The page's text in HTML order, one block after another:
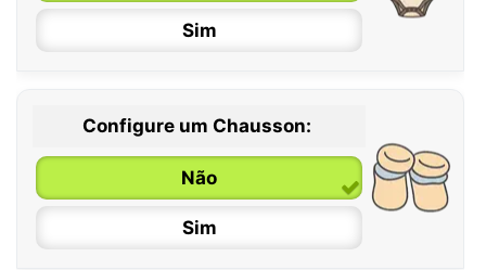
Sim
0 / 6 meses
6 / 12 meses
12 / 18 meses
Configure um Chausson:
Não
Sim